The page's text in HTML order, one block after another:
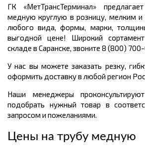
ГК «МетТрансТерминал»
медную круглую в розницу, мелким
любого вида, формы, марки,
выгодной цене! Широкий
складе в Саранске, звоните 8 (800)
У нас вы можете заказать резку,
оформить доставку в любой регион
Наши менеджеры
подобрать нужный товар в
запросом и пожеланиями.
Цены на трубу медную